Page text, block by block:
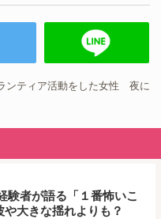
ンティア活動をした女性 夜に
験者が語る「１番怖いこ
大きな揺れよりも？